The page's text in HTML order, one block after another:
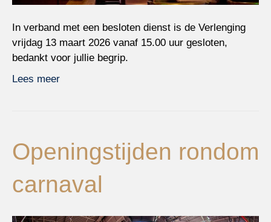
In verband met een besloten dienst is de Verlenging
vrijdag 13 maart 2026 vanaf 15.00 uur gesloten,
bedankt voor jullie begrip.
Lees meer
Openingstijden rondom
carnaval